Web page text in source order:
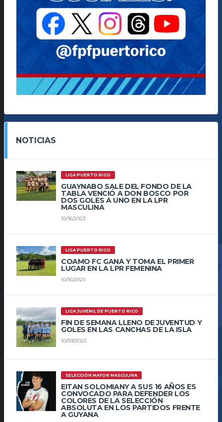
NOTICIAS
LIGA PUERTO RICO
GUAYNABO SALE DEL FONDO DE LA
TABLA VENCIÓ A DON BOSCO POR
DOS GOLES A UNO EN LA LPR
MASCULINA
10/16/2023
LIGA PUERTO RICO
COAMO FC GANA Y TOMA EL PRIMER
LUGAR EN LA LPR FEMENINA
10/16/2023
LIGA JUVENIL DE PUERTO RICO
FIN DE SEMANA LLENO DE JUVENTUD Y
GOLES EN LAS CANCHAS DE LA ISLA
10/09/2023
SELECCIÓN MAYOR MASCULINA
EITAN SOLOMIANY A SUS 16 AÑOS ES
CONVOCADO PARA DEFENDER LOS
COLORES DE LA SELECCIÓN
ABSOLUTA EN LOS PARTIDOS FRENTE
A GUYANA